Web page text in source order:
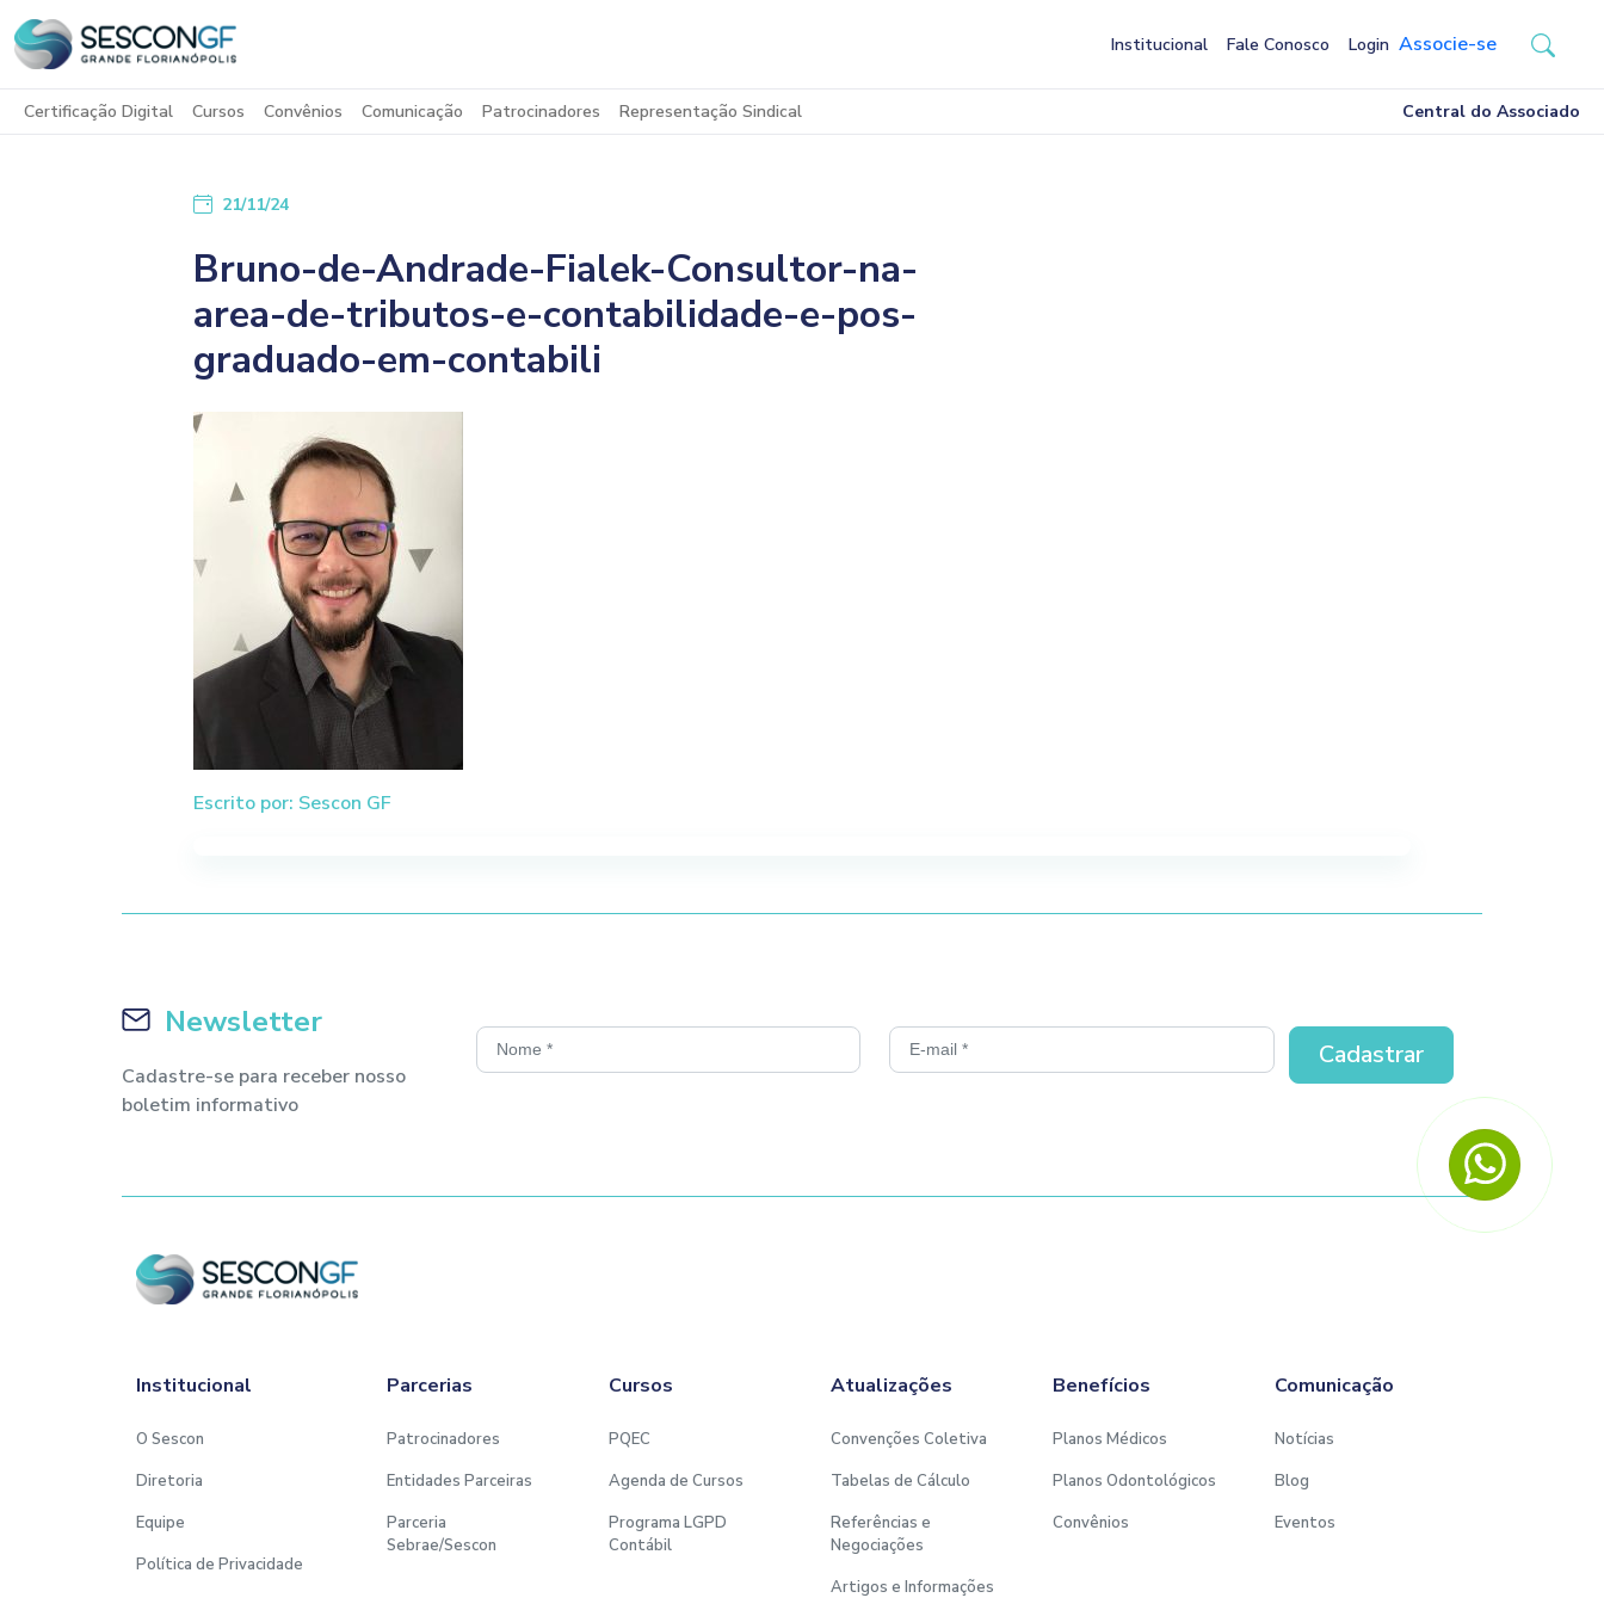
Institucional Fale Conosco Login Associe-se
Certificação Digital Cursos Convênios Comunicação Patrocinadores Representação Sindical Central do Associado
21/11/24
Bruno-de-Andrade-Fialek-Consultor-na-
area-de-tributos-e-contabilidade-e-pos-
graduado-em-contabili
Escrito por: Sescon GF
Newsletter
Cadastre-se para receber nosso
boletim informativo
Institucional
O Sescon
Diretoria
Equipe
Política de Privacidade
Parcerias
Patrocinadores
Entidades Parceiras
Parceria
Sebrae/Sescon
Cursos
PQEC
Agenda de Cursos
Programa LGPD
Contábil
Atualizações
Convenções Coletiva
Tabelas de Cálculo
Referências e
Negociações
Artigos e Informações
Benefícios
Planos Médicos
Planos Odontológicos
Convênios
Comunicação
Notícias
Blog
Eventos